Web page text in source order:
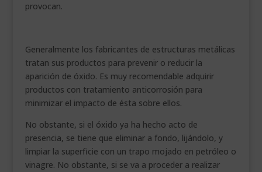
BLOG
VEURE EN CATALÀ
provocan.
Generalmente los fabricantes de estructuras metálicas
tratan sus productos para prevenir o reducir la
aparición de óxido. Es muy recomendable adquirir
productos con tratamiento anticorrosión para
minimizar el impacto de ésta sobre ellos.
No obstante, si el óxido ya ha hecho acto de
presencia, se tiene que eliminar a fondo, lijándolo, y
limpiar la superficie con un trapo mojado en petróleo o
vinagre. No obstante, si se va a proceder a realizar